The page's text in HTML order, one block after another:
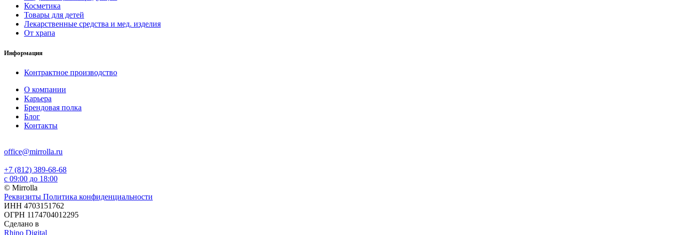
Косметика
Товары для детей
Лекарственные средства и мед. изделия
От храпа
Информация
Контрактное производство
О компании
Карьера
Брендовая полка
Блог
Контакты
office@mirrolla.ru
+7 (812) 389-68-68
с 09:00 до 18:00
© Mirrolla
Реквизиты Политика конфиденциальности
ИНН 4703151762
ОГРН 1174704012295
Сделано в
Rhino Digital